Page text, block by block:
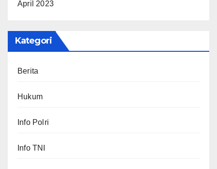
April 2023
Kategori
Berita
Hukum
Info Polri
Info TNI